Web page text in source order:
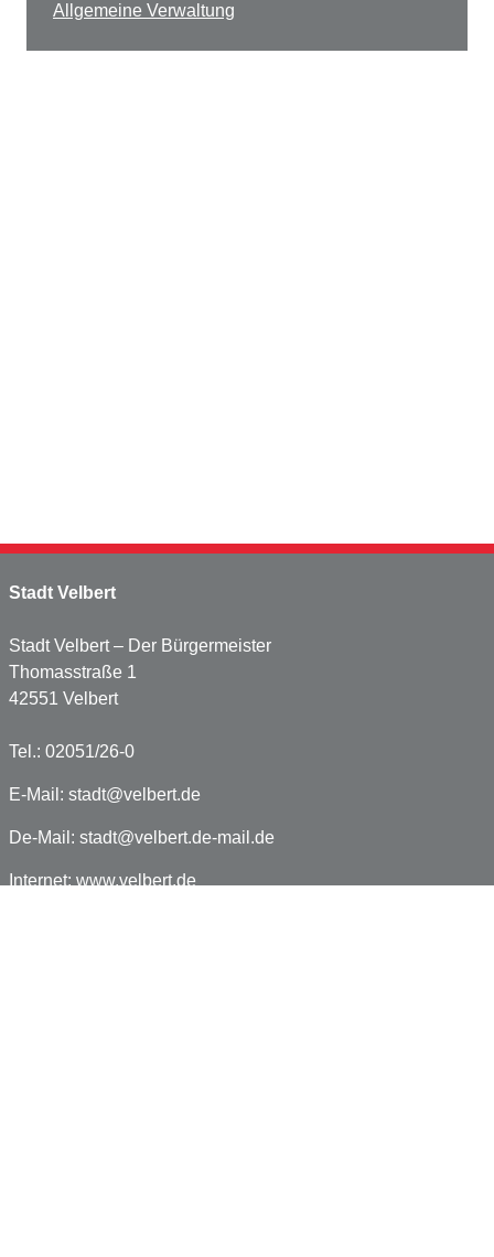
Allgemeine Verwaltung
Stadt Velbert
Stadt Velbert – Der Bürgermeister
Thomasstraße 1
42551 Velbert
Tel.: 02051/26-0
E-Mail: stadt@velbert.de
De-Mail: stadt@velbert.de-mail.de
Internet: www.velbert.de